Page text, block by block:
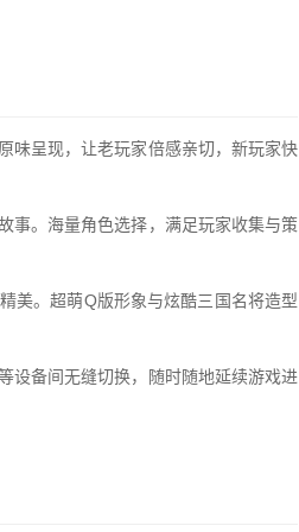
味呈现，让老玩家倍感亲切，新玩家快
事。海量角色选择，满足玩家收集与策
美。超萌Q版形象与炫酷三国名将造型
设备间无缝切换，随时随地延续游戏进